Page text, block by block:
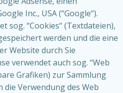
Inc., USA (“Google“).
sog. “Cookies“ (Textdateien),
werden und die eine
Website durch Sie
verwendet auch sog. “Web
Grafiken) zur Sammlung
Verwendung des Web